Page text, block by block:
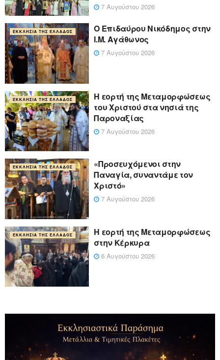
7 Αυγούστου 2026
ΕΚΚΛΗΣΊΑ ΤΗΣ ΕΛΛΆΔΟΣ
Ο Επιδαύρου Νικόδημος στην
Ι.Μ. Αγάθωνος
7 Αυγούστου 2026
ΕΚΚΛΗΣΊΑ ΤΗΣ ΕΛΛΆΔΟΣ
Η εορτή της Μεταμορφώσεως
του Χριστού στα νησιά της
Παροναξίας
7 Αυγούστου 2026
ΕΚΚΛΗΣΊΑ ΤΗΣ ΕΛΛΆΔΟΣ
«Προσευχόμενοι στην
Παναγία, συναντάμε τον
Χριστό»
7 Αυγούστου 2026
ΕΚΚΛΗΣΊΑ ΤΗΣ ΕΛΛΆΔΟΣ
Η εορτή της Μεταμορφώσεως
στην Κέρκυρα
6 Αυγούστου 2026